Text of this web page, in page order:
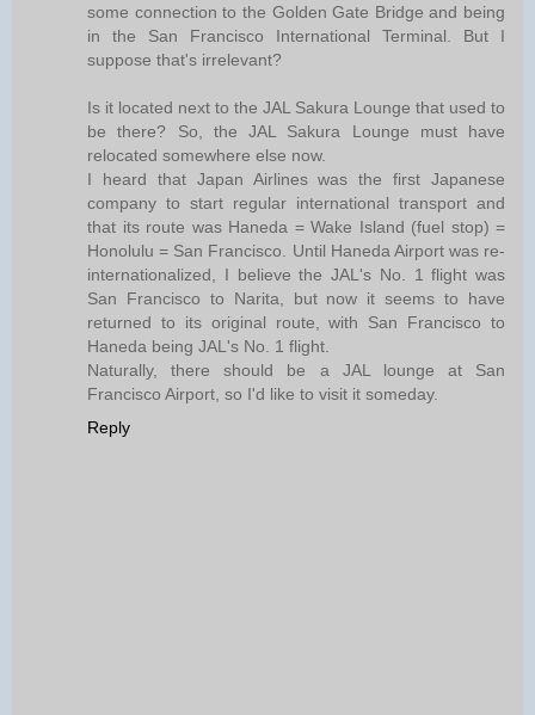
some connection to the Golden Gate Bridge and being
in the San Francisco International Terminal. But I
suppose that's irrelevant?
Is it located next to the JAL Sakura Lounge that used to
be there? So, the JAL Sakura Lounge must have
relocated somewhere else now.
I heard that Japan Airlines was the first Japanese
company to start regular international transport and
that its route was Haneda = Wake Island (fuel stop) =
Honolulu = San Francisco. Until Haneda Airport was re-
internationalized, I believe the JAL's No. 1 flight was
San Francisco to Narita, but now it seems to have
returned to its original route, with San Francisco to
Haneda being JAL's No. 1 flight.
Naturally, there should be a JAL lounge at San
Francisco Airport, so I'd like to visit it someday.
Reply